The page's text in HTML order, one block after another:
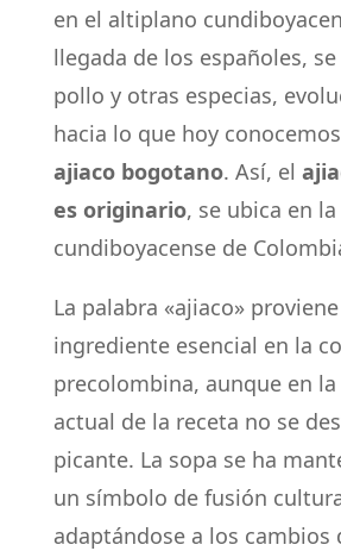
en el altiplano
llegada de los españoles,
pollo y otras especias,
hacia lo que hoy
ajiaco bogotano. Así, el
es originario, se ubica en
cundiboyacense de
La palabra «ajiaco»
ingrediente esencial en la
precolombina, aunque en
actual de la receta no se
picante. La sopa se ha
un símbolo de fusión
adaptándose a los cambios